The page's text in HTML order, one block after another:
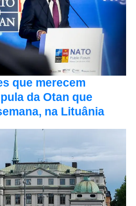
que merecem
da Otan que
na Lituânia